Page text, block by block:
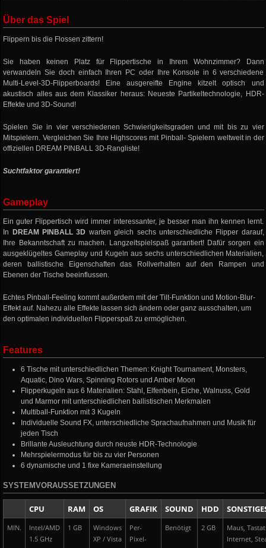
Über das Spiel
Flippern bis die Flossen zittern!
Sie haben keinen Platz für Flippertische in Ihrem Wohnzimmer? Dann
verwandeln Sie doch einfach Ihren PC oder Ihre Konsole in 6 verschiedene
Multi-Level-3D-Flipperboards! Eine ausgereifte Engine kitzelt optisch und
akustisch alles aus dem Klassiker heraus: Neueste Partikeltechnologie, HDR-
Effekte und 3D-Sound!
Spielen Sie in vier verschiedenen Schwierigkeitsgraden und mit bis zu vier
Mitspielern. Vergleichen Sie Ihre Highscores mit Pinball- Spielern weltweit in der
offiziellen DREAM PINBALL 3D-Rangliste!
Suchtfaktor garantiert!
Gameplay
Ein guter Flippertisch wird immer interessanter, je besser man ihn kennen lernt.
In
DREAM PINBALL 3D warten gleich sechs unterschiedliche Flipper darauf,
Ihre Bekanntschaft zu machen. Langzeitspielspaß garantiert! Dafür sorgen ein
ausgeklügeltes Gameplay und Kugeln aus sechs unterschiedlichen Materialien,
deren ballistische Eigenschaften das Rollverhalten auf den Rampen und
Ebenen der Tische beeinflussen.
Echtes Pinball-Feeling kommt außerdem mit der Tilt-Funktion und Motion-Blur-
Effekt auf. Nahezu alle Effekte lassen sich ändern oder ganz ausschalten, um
den optimalen individuellen Flipperspaß zu ermöglichen.
Features
6 Tische mit unterschiedlichen Themen: Knight Tournament, Monsters,
Aquatic, Dino Wars, Spinning Rotors und Amber Moon
Flipperkugeln aus 6 Materialien: Stahl, Elfenbein, Eiche, Walnuss, Gold
und Marmor mit unterschiedlichen ballistischen Merkmalen
Multiball-Funktion mit 3 Kugeln
Individuelle Sound FX, unterschiedliche Sprachaufnahmen und Musik für
jeden Tisch
Brillante Ausleuchtung durch neuste HDR-Technologie
Mehrspielermodus für bis zu vier Personen
6 dynamische und 1 fixe Kameraeinstellung
SYSTEMVORAUSSETZUNGEN
CPU RAM OS GRAFIK SOUND HDD
MIN.
Intel/AMD
1.5 GHz
1 GB
Windows
XP / Vista
Per-
Pixel-
Benötigt 2 GB
Maus,
Internet,